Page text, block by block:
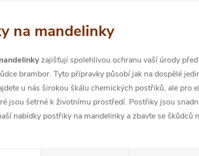
na mandelinky
zajišťují spolehlivou ochranu vaší úrody
brambor. Tyto přípravky působí jak na dospělé
u nás širokou škálu chemických postřiků, ale pro
jsou šetrné k životnímu prostředí. Postřiky jsou
nabídky postřiky na mandelinky a zbavte se škůdců